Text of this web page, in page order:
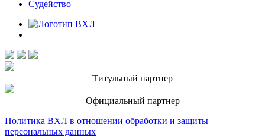
Судейство
Титульный партнер
Официальный партнер
Политика ВХЛ в отношении обработки и защиты
персональных данных